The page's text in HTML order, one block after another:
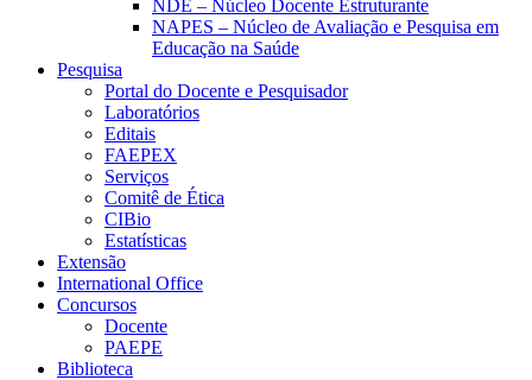
NDE – Núcleo Docente Estruturante
NAPES – Núcleo de Avaliação e Pesquisa em
Educação na Saúde
Pesquisa
Portal do Docente e Pesquisador
Laboratórios
Editais
FAEPEX
Serviços
Comitê de Ética
CIBio
Estatísticas
Extensão
International Office
Concursos
Docente
PAEPE
Biblioteca